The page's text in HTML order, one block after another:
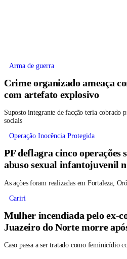
Arma de guerra
Crime organizado ameaça
com artefato explosivo
Suposto integrante de facção teria cobrado
sociais
Operação Inocência Protegida
PF deflagra cinco operações
abuso sexual infantojuvenil
As ações foram realizadas em Fortaleza,
Cariri
Mulher incendiada pelo ex-
Juazeiro do Norte morre
Caso passa a ser tratado como feminicídio